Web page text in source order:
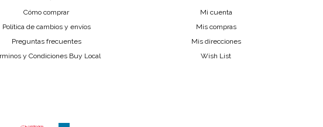
Cómo comprar
Política de cambios y envíos
Preguntas frecuentes
y Condiciones Buy Local
Mi cuenta
Mis compras
Mis direcciones
Wish List